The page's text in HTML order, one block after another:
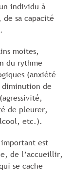
individu à
sa capacité
moites,
du rythme
(anxiété
de
de pleurer,
etc.).
est
de l’accueillir,
se cache